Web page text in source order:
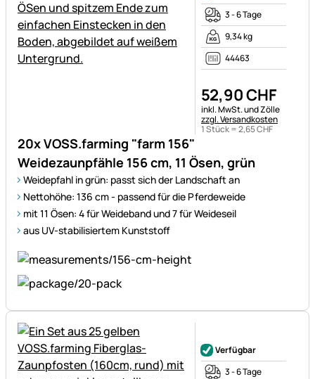
20x VOSS.farming "farm 156"
Weidezaunpfähle 156 cm, 11 Ösen, grün
Weidepfahl in grün: passt sich der Landschaft an
Nettohöhe: 136 cm - passend für die Pferdeweide
mit 11 Ösen: 4 für Weideband und 7 für Weideseil
aus UV-stabilisiertem Kunststoff
3 - 6 Tage
9,34 kg
44463
52,90CHF
Steuerhinweis:
inkl. MwSt. und Zölle
zzgl. Versandkosten
1 Stück =2,65CHF
Verfügbar
3 - 6 Tage